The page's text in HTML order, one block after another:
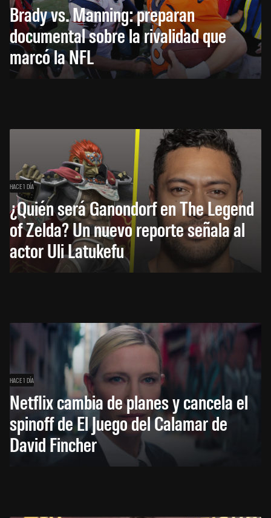
Brady vs. Manning: preparan
documental sobre la rivalidad que
marcó la NFL
HACE 1 DÍA
¿Quién será Ganondorf en The Legend
of Zelda? Un nuevo reporte señala al
actor Uli Latukefu
HACE 1 DÍA
Netflix cambia de planes y cancela el
spinoff de El Juego del Calamar de
David Fincher